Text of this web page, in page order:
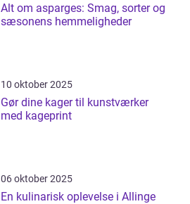
Alt om asparges: Smag, sorter og
sæsonens hemmeligheder
10 oktober 2025
Gør dine kager til kunstværker
med kageprint
06 oktober 2025
En kulinarisk oplevelse i Allinge